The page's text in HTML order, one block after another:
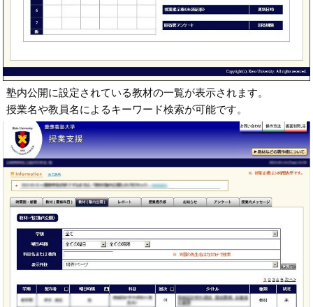
塾内公開に設定されている教材の一覧が表示されます。
授業名や教員名によるキーワード検索が可能です。